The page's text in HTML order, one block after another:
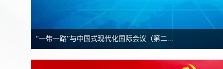
学院联合校办支部、统战部支部赴新郑监狱开...